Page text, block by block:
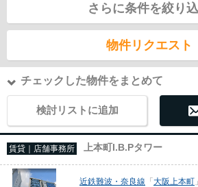
さらに条件を絞り
物件リクエスト
チェックした物件をまとめて
検討リストに追加
賃貸｜店舗事務所 上本町I.B.Pタワー
近鉄難波・奈良線 「大阪上本町